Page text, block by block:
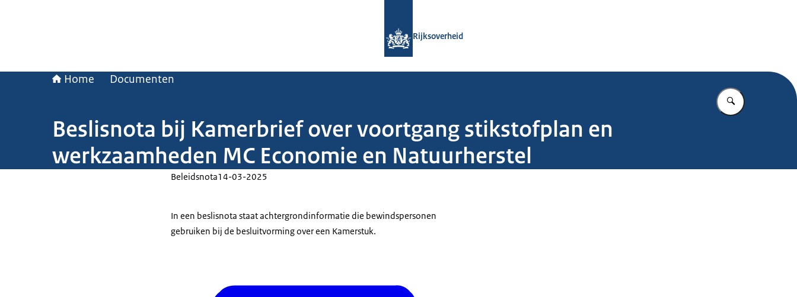
Rijksoverheid
Home Documenten
Vul in wat u
Beslisnota bij Kamerbrief over voortgang stikstofplan en
werkzaamheden MC Economie en Natuurherstel
Beleidsnota14-03-2025
In een beslisnota staat achtergrondinformatie die bewindspersonen
gebruiken bij de besluitvorming over een Kamerstuk.